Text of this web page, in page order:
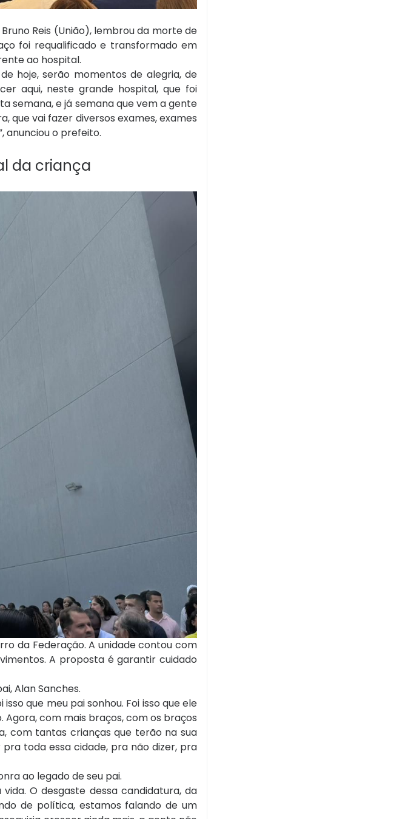
Reis (União), lembrou da morte de
foi requalificado e transformado em
ao hospital.
hoje, serão momentos de alegria, de
aqui, neste grande hospital, que foi
semana, e já semana que vem a gente
que vai fazer diversos exames, exames
anunciou o prefeito.
da criança
da Federação. A unidade contou com
A proposta é garantir cuidado
Alan Sanches.
que meu pai sonhou. Foi isso que ele
Agora, com mais braços, com os braços
com tantas crianças que terão na sua
toda essa cidade, pra não dizer, pra
ao legado de seu pai.
O desgaste dessa candidatura, da
de política, estamos falando de um